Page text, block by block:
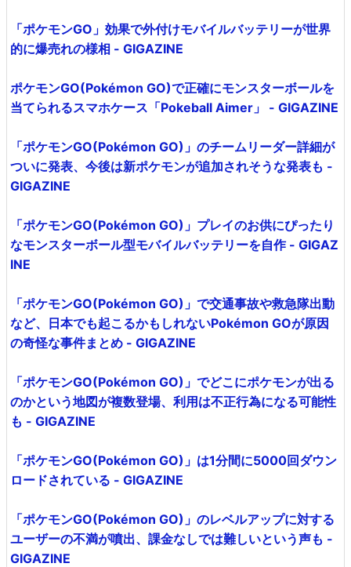
「ポケモンGO」効果で外付けモバイルバッテリーが世界
的に爆売れの様相 - GIGAZINE
ポケモンGO(Pokémon GO)で正確にモンスターボールを
当てられるスマホケース「Pokeball Aimer」 - GIGAZINE
「ポケモンGO(Pokémon GO)」のチームリーダー詳細が
ついに発表、今後は新ポケモンが追加されそうな発表も -
GIGAZINE
「ポケモンGO(Pokémon GO)」プレイのお供にぴったり
なモンスターボール型モバイルバッテリーを自作 - GIGAZ
INE
「ポケモンGO(Pokémon GO)」で交通事故や救急隊出動
など、日本でも起こるかもしれないPokémon GOが原因
の奇怪な事件まとめ - GIGAZINE
「ポケモンGO(Pokémon GO)」でどこにポケモンが出る
のかという地図が複数登場、利用は不正行為になる可能性
も - GIGAZINE
「ポケモンGO(Pokémon GO)」は1分間に5000回ダウン
ロードされている - GIGAZINE
「ポケモンGO(Pokémon GO)」のレベルアップに対する
ユーザーの不満が噴出、課金なしでは難しいという声も -
GIGAZINE